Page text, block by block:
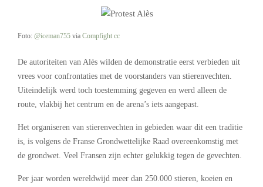
Foto: @iceman755 via Compfight cc
De autoriteiten van Alès wilden de demonstratie eerst verbieden uit
vrees voor confrontaties met de voorstanders van stierenvechten.
Uiteindelijk werd toch toestemming gegeven en werd alleen de
route, vlakbij het centrum en de arena’s iets aangepast.
Het organiseren van stierenvechten in gebieden waar dit een traditie
is, is volgens de Franse Grondwettelijke Raad overeenkomstig met
de grondwet. Veel Fransen zijn echter gelukkig tegen de gevechten.
Per jaar worden wereldwijd meer dan 250.000 stieren, koeien en